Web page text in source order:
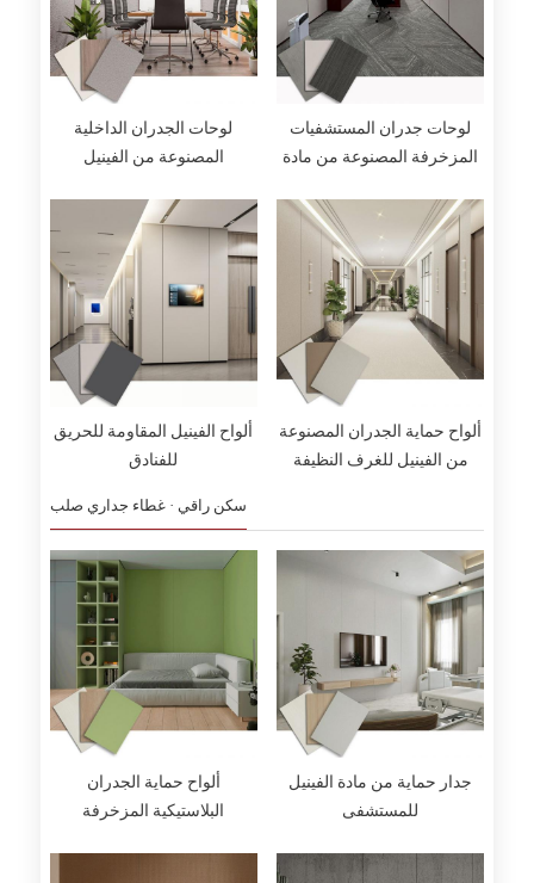
لوحات الجدران الداخلية
المصنوعة من الفينيل
لوحات جدران المستشفيات
المزخرفة المصنوعة من مادة
ألواح الفينيل المقاومة للحريق
للفنادق
ألواح حماية الجدران المصنوعة
من الفينيل للغرف النظيفة
سكن راقي · غطاء جداري صلب
ألواح حماية الجدران
البلاستيكية المزخرفة
جدار حماية من مادة الفينيل
للمستشفى